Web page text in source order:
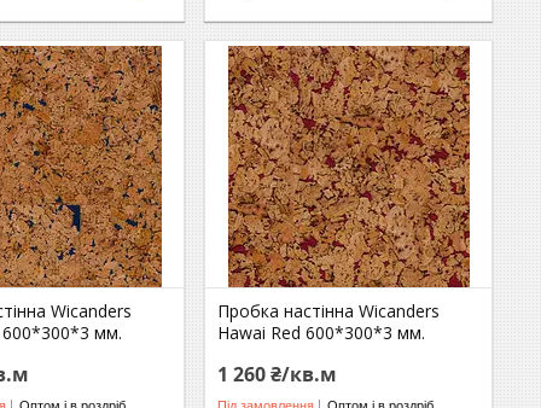
Wicanders
600*300*3 мм.
Оптом і в роздріб
Пробка настінна Wicanders
Hawai Red 600*300*3 мм.
1 260 ₴/кв.м
Під замовлення Оптом і в роздріб